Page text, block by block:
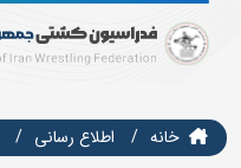
خانه اطلاع رسانی